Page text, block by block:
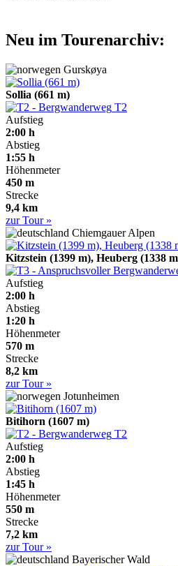
Neu im Tourenarchiv:
Gurskøya
Sollia (661 m)
T2
Aufstieg
2:00 h
Abstieg
1:55 h
Höhenmeter
450 m
Strecke
9,4 km
zur Tour »
Chiemgauer Alpen
Kitzstein (1399 m), Heuberg (1338
Aufstieg
2:00 h
Abstieg
1:20 h
Höhenmeter
570 m
Strecke
8,2 km
zur Tour »
Jotunheimen
Bitihorn (1607 m)
T2
Aufstieg
2:00 h
Abstieg
1:45 h
Höhenmeter
550 m
Strecke
7,2 km
zur Tour »
Bayerischer Wald